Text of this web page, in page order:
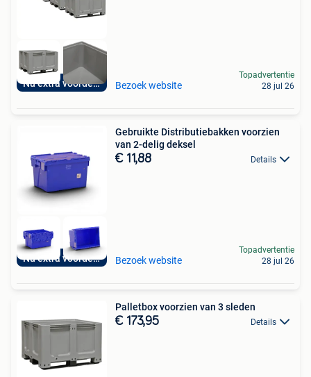
Nu extra voordelig Bezoek website
Topadvertentie
28 jul 26
Nu extra voordelig
Gebruikte Distributiebakken voorzien
van 2-delig deksel
€ 11,88 Details
Bezoek website
Topadvertentie
28 jul 26
Palletbox voorzien van 3 sleden
€ 173,95 Details